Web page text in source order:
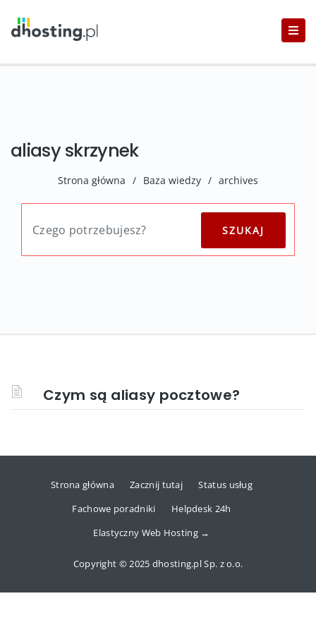
aliasy skrzynek
Strona główna / Baza wiedzy / archives
Czym są aliasy pocztowe?
Strona główna Zacznij tutaj
Status usług
Fachowe poradniki
Helpdesk 24h
Elastyczny Web Hosting →
Copyright © 2025 dhosting.pl Sp. z o.o.